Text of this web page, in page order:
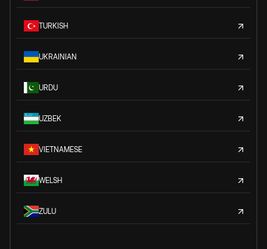
TURKISH
UKRAINIAN
URDU
UZBEK
VIETNAMESE
WELSH
ZULU